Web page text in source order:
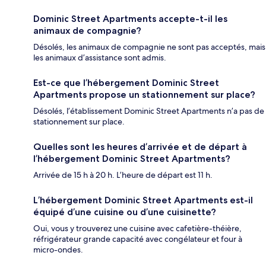
Dominic Street Apartments accepte-t-il les
animaux de compagnie?
Désolés, les animaux de compagnie ne sont pas acceptés, mais
les animaux d’assistance sont admis.
Est-ce que l’hébergement Dominic Street
Apartments propose un stationnement sur place?
Désolés, l’établissement Dominic Street Apartments n’a pas de
stationnement sur place.
Quelles sont les heures d’arrivée et de départ à
l’hébergement Dominic Street Apartments?
Arrivée de 15 h à 20 h. L’heure de départ est 11 h.
L’hébergement Dominic Street Apartments est-il
équipé d’une cuisine ou d’une cuisinette?
Oui, vous y trouverez une cuisine avec cafetière-théière,
réfrigérateur grande capacité avec congélateur et four à
micro-ondes.